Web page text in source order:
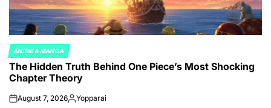
POSTED
IN
ANIME & MANGA
The Hidden Truth Behind One Piece’s Most Shocking
Chapter Theory
onAugust 7, 2026Posted
Yopparai